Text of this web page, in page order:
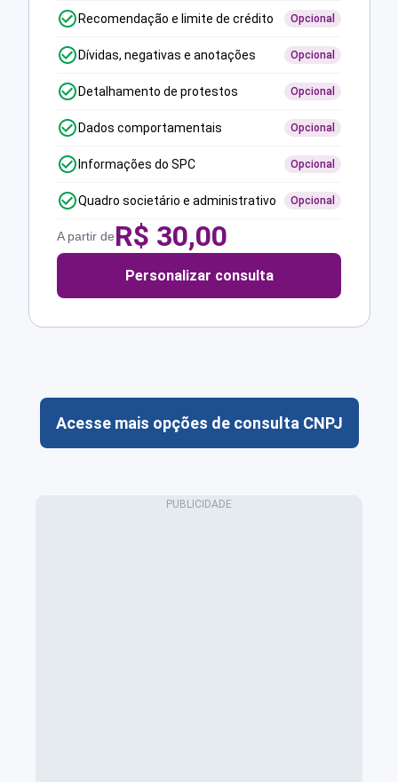
Recomendação e limite de crédito Opcional
Dívidas, negativas e anotações Opcional
Detalhamento de protestos Opcional
Dados comportamentais Opcional
Informações do SPC Opcional
Quadro societário e administrativo Opcional
A partir deR$ 30,00
Personalizar consulta
Acesse mais opções de consulta CNPJ